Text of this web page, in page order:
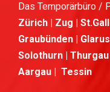
Das Temporärbüro /
Zürich | Zug |
Graubünden |
Solothurn | Thurgau
Aargau | Tessin